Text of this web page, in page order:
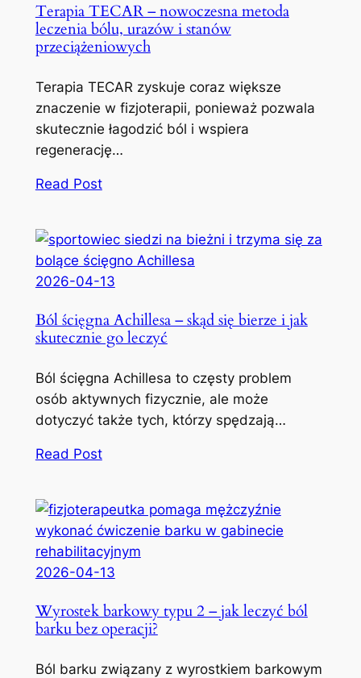
Terapia TECAR – nowoczesna metoda
leczenia bólu, urazów i stanów
przeciążeniowych
Terapia TECAR zyskuje coraz większe
znaczenie w fizjoterapii, ponieważ pozwala
skutecznie łagodzić ból i wspiera
regenerację…
Read Post
2026-04-13
Ból ścięgna Achillesa – skąd się bierze i jak
skutecznie go leczyć
Ból ścięgna Achillesa to częsty problem
osób aktywnych fizycznie, ale może
dotyczyć także tych, którzy spędzają…
Read Post
2026-04-13
Wyrostek barkowy typu 2 – jak leczyć ból
barku bez operacji?
Ból barku związany z wyrostkiem barkowym